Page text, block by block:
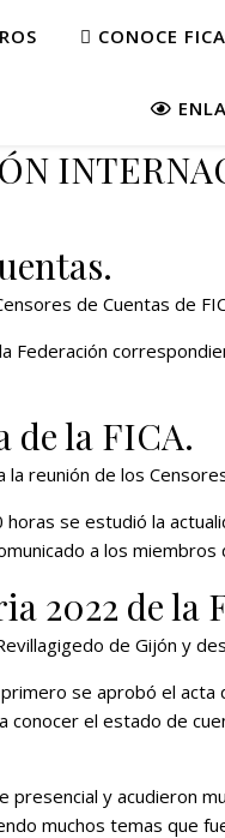
CONOCE FICA
de Cuentas de
Federación
de la FICA.
reunión de los
se estudió la
a los
2022 de la
de Gijón y
se aprobó el
el estado de
presencial y acudieron
muchos temas que